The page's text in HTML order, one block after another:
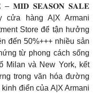
𝐌𝐈𝐃 𝐒𝐄𝐀𝐒𝐎𝐍 𝐒𝐀𝐋𝐄
cửa hàng A|X Armani
Store để tận hưởng
đến 50%+++ nhiều sản
từ phong cách sống
Milan và New York, kết
trong văn hóa đường
điển của A|X Armani